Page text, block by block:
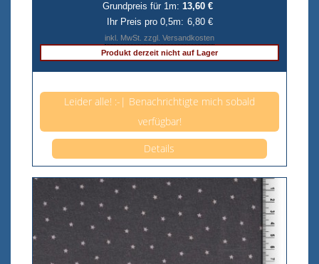
Grundpreis für 1m: 13,60 €
Ihr Preis pro 0,5m: 6,80 €
inkl. MwSt. zzgl. Versandkosten
Produkt derzeit nicht auf Lager
Leider alle! :-| Benachrichtigte mich sobald
verfügbar!
Details